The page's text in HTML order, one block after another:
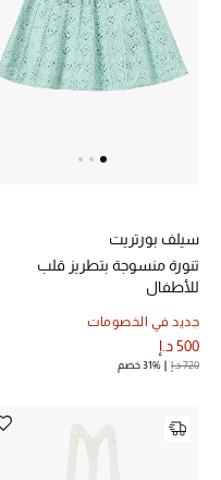
سيلف بورتريت
تنورة منسوجة بتطريز قلب
للأطفال
جديد في الخصومات
500 د.إ
720 د.إ 31% خصم